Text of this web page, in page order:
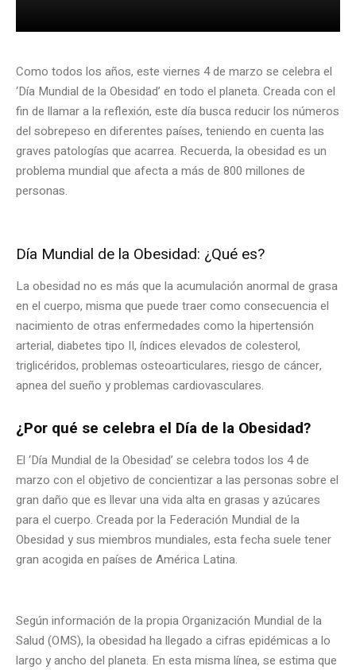
Como todos los años, este viernes 4 de marzo se celebra el
‘Día Mundial de la Obesidad’ en todo el planeta. Creada con el
fin de llamar a la reflexión, este día busca reducir los números
del sobrepeso en diferentes países, teniendo en cuenta las
graves patologías que acarrea. Recuerda, la obesidad es un
problema mundial que afecta a más de 800 millones de
personas.
Día Mundial de la Obesidad: ¿Qué es?
La obesidad no es más que la acumulación anormal de grasa
en el cuerpo, misma que puede traer como consecuencia el
nacimiento de otras enfermedades como la hipertensión
arterial, diabetes tipo II, índices elevados de colesterol,
triglicéridos, problemas osteoarticulares, riesgo de cáncer,
apnea del sueño y problemas cardiovasculares.
¿Por qué se celebra el Día de la Obesidad?
El ‘Día Mundial de la Obesidad’ se celebra todos los 4 de
marzo con el objetivo de concientizar a las personas sobre el
gran daño que es llevar una vida alta en grasas y azúcares
para el cuerpo. Creada por la Federación Mundial de la
Obesidad y sus miembros mundiales, esta fecha suele tener
gran acogida en países de América Latina.
Según información de la propia Organización Mundial de la
Salud (OMS), la obesidad ha llegado a cifras epidémicas a lo
largo y ancho del planeta. En esta misma línea, se estima que